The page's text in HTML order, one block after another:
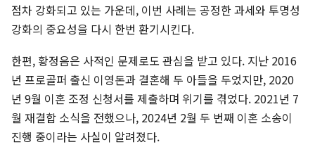
점차 강화되고 있는 가운데, 이번 사례는 공정한 과세와 투명성
강화의 중요성을 다시 한번 환기시킨다.
한편, 황정음은 사적인 문제로도 관심을 받고 있다. 지난 2016
년 프로골퍼 출신 이영돈과 결혼해 두 아들을 두었지만, 2020
년 9월 이혼 조정 신청서를 제출하며 위기를 겪었다. 2021년 7
월 재결합 소식을 전했으나, 2024년 2월 두 번째 이혼 소송이
진행 중이라는 사실이 알려졌다.